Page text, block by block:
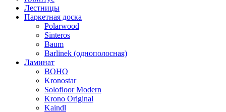
Лестницы
Паркетная доска
Polarwood
Sinteros
Baum
Barlinek (однополосная)
Ламинат
BOHO
Kronostar
Solofloor Modern
Krono Original
Kaindl